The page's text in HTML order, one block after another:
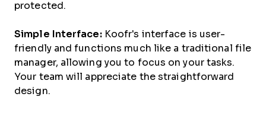
protected.
Simple Interface:Koofr's interface is user-
friendly and functions much like a traditional file
manager, allowing you to focus on your tasks.
Your team will appreciate the straightforward
design.